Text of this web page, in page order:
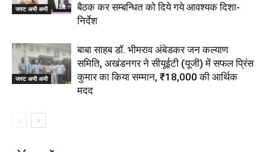
जस्ट अभी अभी
बैठक कर सम्बन्धित को दिये गये आवश्यक दिशा-
निर्देश
जस्ट अभी अभी
बाबा साहब डॉ. भीमराव अंबेडकर जन कल्याण
समिति, अखंडनगर ने सीयूईटी (यूजी) में सफल प्रिंस
कुमार का किया सम्मान, ₹18,000 की आर्थिक
मदद